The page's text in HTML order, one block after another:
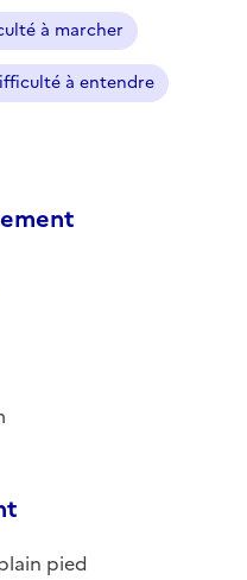
à marcher
à entendre
pied